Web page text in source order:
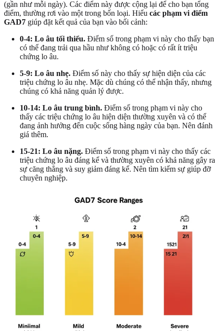
(gần như mỗi ngày). Các điểm này được cộng lại để cho bạn tổng
điểm, thường rơi vào một trong bốn loại. Hiểu các phạm vi điểm
GAD7 giúp đặt kết quả của bạn vào bối cảnh:
0-4: Lo âu tối thiểu. Điểm số trong phạm vi này cho thấy bạn
có thể đang trải qua hầu như không có hoặc có rất ít triệu
chứng lo âu.
5-9: Lo âu nhẹ. Điểm số này cho thấy sự hiện diện của các
triệu chứng lo âu nhẹ. Mặc dù chúng có thể nhận thấy, nhưng
chúng có khả năng quản lý được.
10-14: Lo âu trung bình. Điểm số trong phạm vi này cho
thấy các triệu chứng lo âu hiện diện thường xuyên và có thể
đang ảnh hưởng đến cuộc sống hàng ngày của bạn. Nên đánh
giá thêm.
15-21: Lo âu nặng. Điểm số trong phạm vi này cho thấy các
triệu chứng lo âu đáng kể và thường xuyên có khả năng gây ra
sự căng thẳng và suy giảm đáng kể. Nên tìm kiếm sự giúp đỡ
chuyên nghiệp.